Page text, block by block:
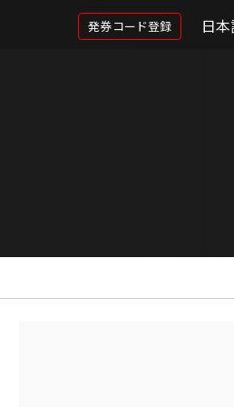
発券コード登録 日